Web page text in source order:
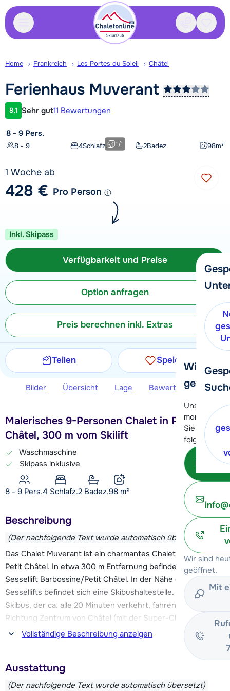
Kontakt
Wir
gerne
Unser
momentan
Sie können
folgenden
Wir sind
geöffnet.
Mit
Home Frankreich Les Portes du Soleil Châtel
Ferienhaus Muverant
Kundenbewertung
8,1 Sehr gut11 Bewertungen
8 - 9 Pers.
8 - 9 4Schlafz. 2Badez. 98m²
1/1
1 Woche ab
428 € Pro Person
Inkl. Skipass
Verfügbarkeit und Preise
Option anfragen
Preis berechnen inkl. Extras
Teilen Speichern
Bilder Übersicht Lage Bewertungen
Malerisches 9-Personen Chalet in Petit
Châtel, 300 m vom Skilift
Waschmaschine
Skipass inklusive
8 - 9 Pers.4 Schlafz.2 Badez.98 m²
Beschreibung
(Der nachfolgende Text wurde automatisch übersetzt)
Das Chalet Muverant ist ein charmantes Chalet im Ortsteil
Petit Châtel. In etwa 300 m Entfernung befindet sich der
Sessellift Barbossine/Petit Châtel. In der Nähe dieses
Sessellifts befindet sich eine Skibushaltestelle. Mit diesem
Skibus, der ca. alle 20 Minuten verkehrt, fahren Sie in
Richtung Zentrum von Châtel (mit der Super-Châtel-
Kabinenbahn) und zum Linga-Sessellift (ca. 4 km entfernt).
attraktive Châtel verfügt über alle möglichen
Annehmlichkeiten, darunter Geschäfte, Restaurants,
Vollständige Beschreibung anzeigen
Ausstattung
(Der nachfolgende Text wurde automatisch übersetzt)